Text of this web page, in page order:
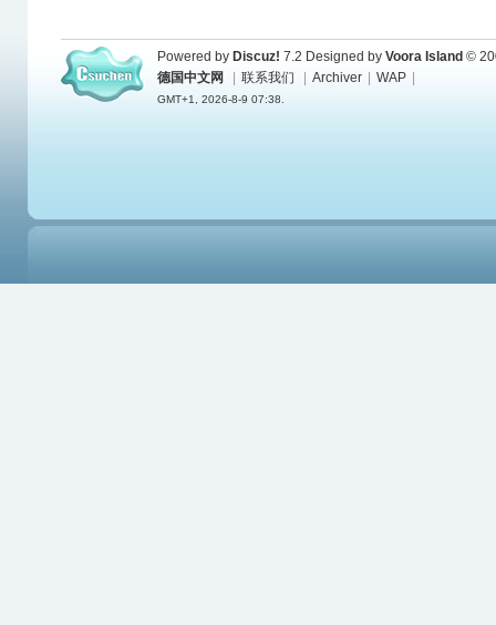
Powered by Discuz! 7.2 Designed by Voora Island ©
德国中文网
联系我们 Archiver WAP
GMT+1, 2026-8-9 07:38.